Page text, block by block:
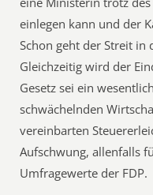
einlegen kann und der
Schon geht der Streit in
Gleichzeitig wird der
Gesetz sei ein
schwächelnden
vereinbarten
Aufschwung, allenfalls
Umfragewerte der FDP.